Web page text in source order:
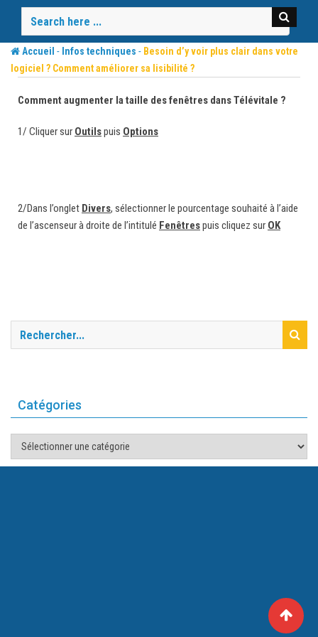
content
Accueil - Infos techniques - Besoin d’y voir plus clair dans votre
logiciel ? Comment améliorer sa lisibilité ?
Comment augmenter la taille des fenêtres dans Télévitale ?
1/ Cliquer sur Outilspuis Options
2/Dans l’onglet Divers, sélectionner le pourcentage souhaité à l’aide
de l’ascenseur à droite de l’intitulé Fenêtrespuis cliquez sur OK
Catégories
Catégories